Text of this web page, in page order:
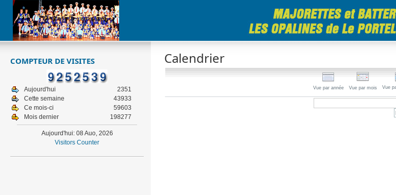
Calendrier
Vue par année Vue par mois Vue
COMPTEUR DE VISITES
Aujourd'hui
2351
Cette semaine
43933
Ce mois-ci
59603
Mois dernier
198277
Aujourd'hui: 08 Auo, 2026
Visitors Counter